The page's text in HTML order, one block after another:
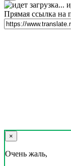
Прямая ссылка на
×
Очень жаль,